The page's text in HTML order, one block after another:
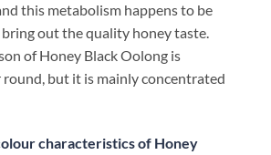
this metabolism happens to be
out the quality honey taste.
of Honey Black Oolong is
round, but it is mainly concentrated
characteristics of Honey